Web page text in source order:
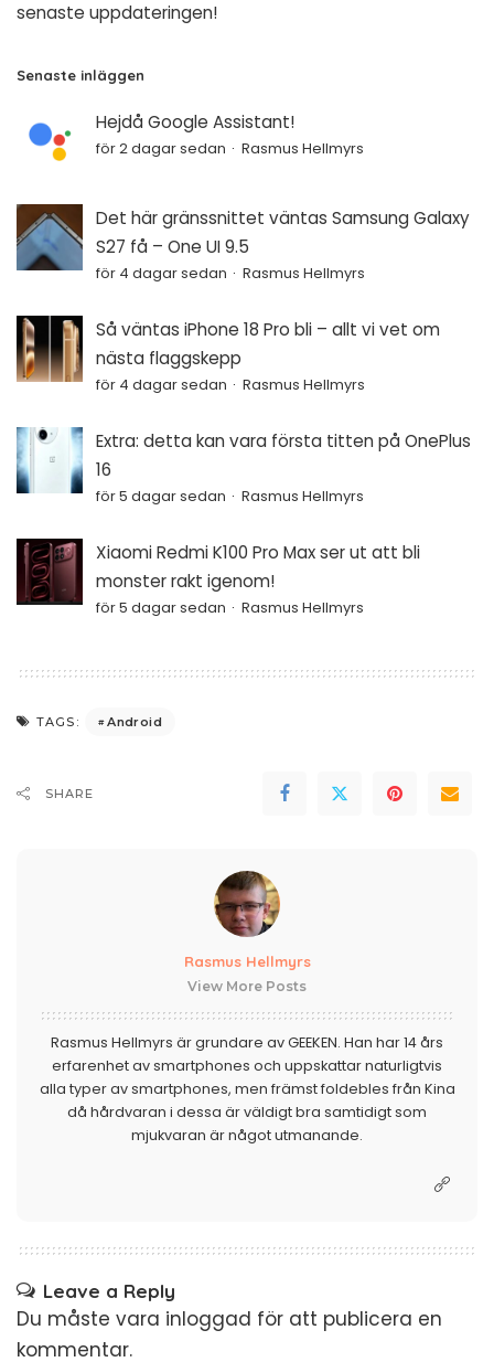
senaste uppdateringen!
Senaste inläggen
Hejdå Google Assistant!
för 2 dagar sedan Rasmus Hellmyrs
Det här gränssnittet väntas Samsung Galaxy
S27 få – One UI 9.5
för 4 dagar sedan Rasmus Hellmyrs
Så väntas iPhone 18 Pro bli – allt vi vet om
nästa flaggskepp
för 4 dagar sedan Rasmus Hellmyrs
Extra: detta kan vara första titten på OnePlus
16
för 5 dagar sedan Rasmus Hellmyrs
Xiaomi Redmi K100 Pro Max ser ut att bli
monster rakt igenom!
för 5 dagar sedan Rasmus Hellmyrs
TAGS: Android
SHARE
Rasmus Hellmyrs
View More Posts
Rasmus Hellmyrs är grundare av GEEKEN. Han har 14 års
erfarenhet av smartphones och uppskattar naturligtvis
alla typer av smartphones, men främst foldebles från Kina
då hårdvaran i dessa är väldigt bra samtidigt som
mjukvaran är något utmanande.
Leave a Reply
Du måste vara inloggad för att publicera en
kommentar.